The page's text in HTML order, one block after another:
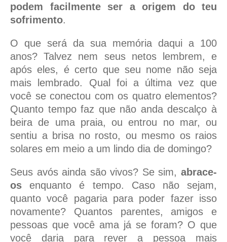
podem facilmente ser a origem do teu
sofrimento.
O que será da sua memória daqui a 100
anos? Talvez nem seus netos lembrem, e
após eles, é certo que seu nome não seja
mais lembrado. Qual foi a última vez que
você se conectou com os quatro elementos?
Quanto tempo faz que não anda descalço à
beira de uma praia, ou entrou no mar, ou
sentiu a brisa no rosto, ou mesmo os raios
solares em meio a um lindo dia de domingo?
Seus avós ainda são vivos? Se sim, abrace-
os enquanto é tempo. Caso não sejam,
quanto você pagaria para poder fazer isso
novamente? Quantos parentes, amigos e
pessoas que você ama já se foram? O que
você daria para rever a pessoa mais